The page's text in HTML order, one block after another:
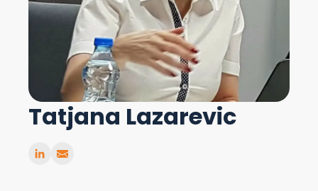
Tatjana Lazarevic